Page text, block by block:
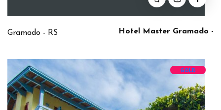
Hotel Master Gramado -
Gramado - RS
GOLD